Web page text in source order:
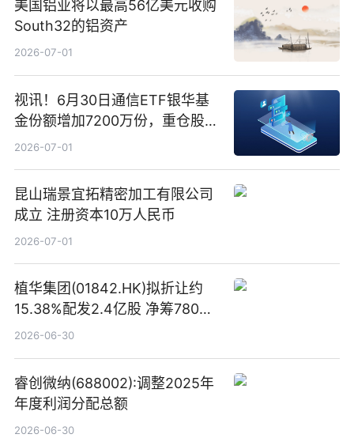
美国铝业将以最高56亿美元收购
South32的铝资产
2026-07-01
视讯！6月30日通信ETF银华基
金份额增加7200万份，重仓股新
易盛、中际旭创、立讯精密
2026-07-01
昆山瑞景宜拓精密加工有限公司
成立 注册资本10万人民币
2026-07-01
植华集团(01842.HK)拟折让约
15.38%配发2.4亿股 净筹780万
港元
2026-06-30
睿创微纳(688002):调整2025年
年度利润分配总额
2026-06-30